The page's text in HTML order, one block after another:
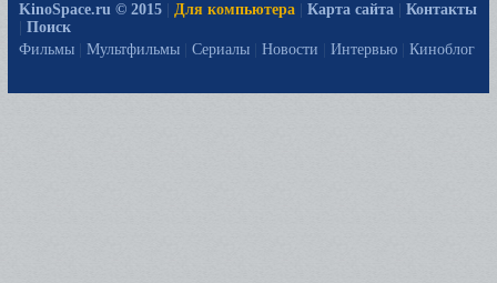
KinoSpace.ru © 2015 Для компьютера Карта сайта
Контакты
Поиск
Фильмы
Мультфильмы Сериалы Новости Интервью Киноблог